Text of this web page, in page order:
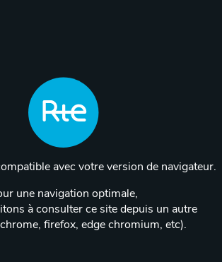
avec votre version de navigateur.
une navigation optimale,
à consulter ce site depuis un autre
firefox, edge chromium, etc).